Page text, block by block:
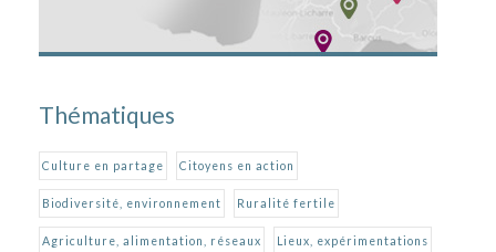
Thématiques
Culture en partage Citoyens en action
Biodiversité, environnement Ruralité fertile
Agriculture, alimentation, réseaux Lieux, expérimentations